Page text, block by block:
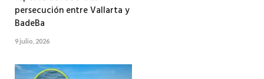
persecución entre Vallarta y
BadeBa
9 julio, 2026